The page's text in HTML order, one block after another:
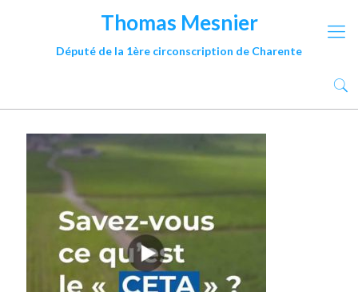
Thomas Mesnier
Député de la 1ère circonscription de Charente